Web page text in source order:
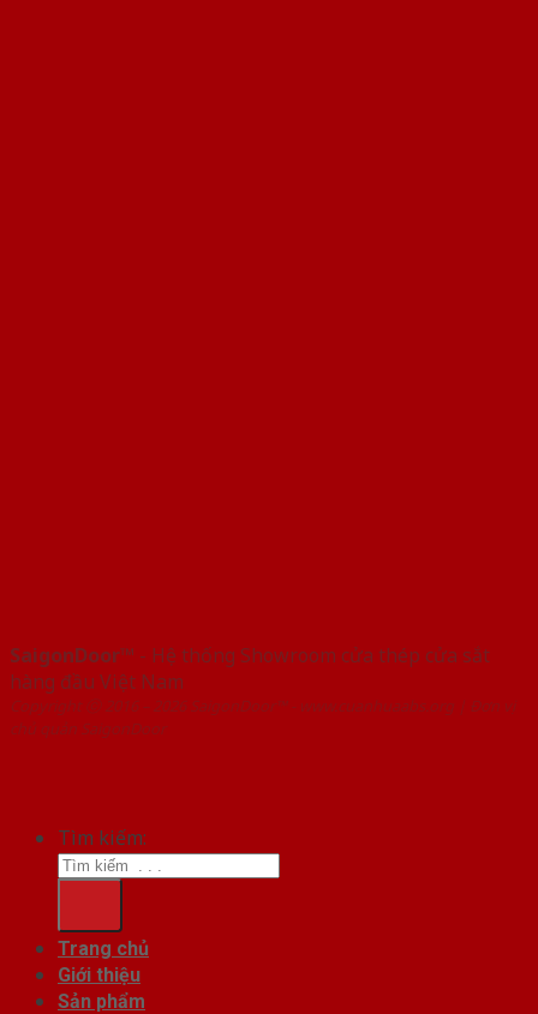
SaigonDoor™ - Hệ thống Showroom cửa thép cửa sắt
hàng đầu Việt Nam
Copyright ⓒ 2016 – 2026 SaigonDoor™ - www.cuanhuaabs.org | Đơn vị
chủ quản SaigonDoor
Tìm kiếm:
Trang chủ
Giới thiệu
Sản phẩm